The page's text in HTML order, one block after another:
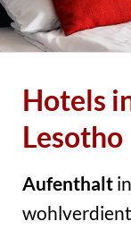
Hotels
Lesotho
Aufenthaltin